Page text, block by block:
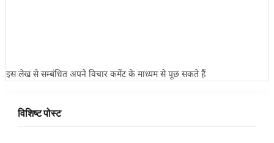
इस लेख से सम्बंधित अपने विचार कमेंट के माध्यम से पूछ सकते हैं
विशिष्ट पोस्ट